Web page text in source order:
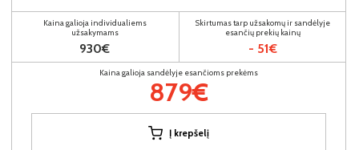
Kaina galioja individualiems
užsakymams
930€
Skirtumas tarp užsakomų ir sandėlyje
esančių prekių kainų
- 51€
Kaina galioja sandėlyje esančioms prekėms
879€
Į krepšelį